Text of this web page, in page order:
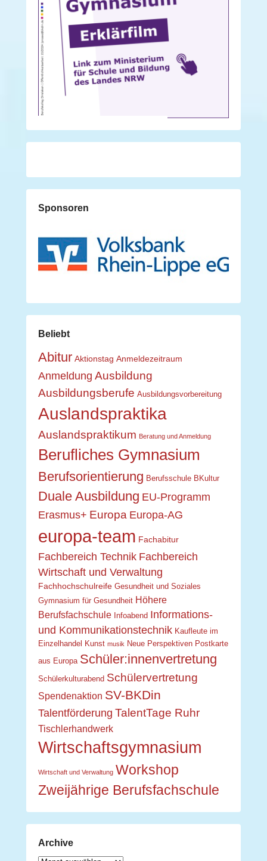
Sponsoren
Beliebt
Abitur Aktionstag Anmeldezeitraum
Anmeldung Ausbildung
Ausbildungsberufe Ausbildungsvorbereitung
Auslandspraktika
Auslandspraktikum Beratung und Anmeldung
Berufliches Gymnasium
Berufsorientierung Berufsschule BKultur
Duale Ausbildung EU-Programm
Erasmus+ Europa Europa-AG
europa-team Fachabitur
Fachbereich Technik Fachbereich
Wirtschaft und Verwaltung
Fachhochschulreife Gesundheit und Soziales
Gymnasium für Gesundheit Höhere
Berufsfachschule Infoabend Informations-
und Kommunikationstechnik Kaufleute im
Einzelhandel
Kunst musik Neue Perspektiven Postkarte
aus Europa Schüler:innenvertretung
Schülerkulturabend Schülervertretung
Spendenaktion SV-BKDin
Talentförderung TalentTage Ruhr
Tischlerhandwerk
Wirtschaftsgymnasium
Wirtschaft und Verwaltung Workshop
Zweijährige Berufsfachschule
Archive